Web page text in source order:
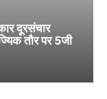
दूरसंचार
तौर पर 5जी